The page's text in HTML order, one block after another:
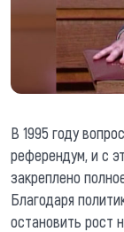
В 1995 году
референдум, и с
закреплено
Благодаря
остановить рост